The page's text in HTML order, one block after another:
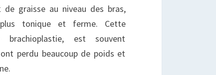
graisse au niveau des bras,
tonique et ferme. Cette
brachioplastie, est souvent
perdu beaucoup de poids et